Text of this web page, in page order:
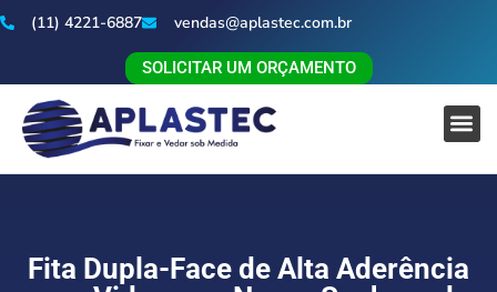
(11) 4221-6887 vendas@aplastec.com.br
SOLICITAR UM ORÇAMENTO
Fita Dupla-Face de Alta Aderência